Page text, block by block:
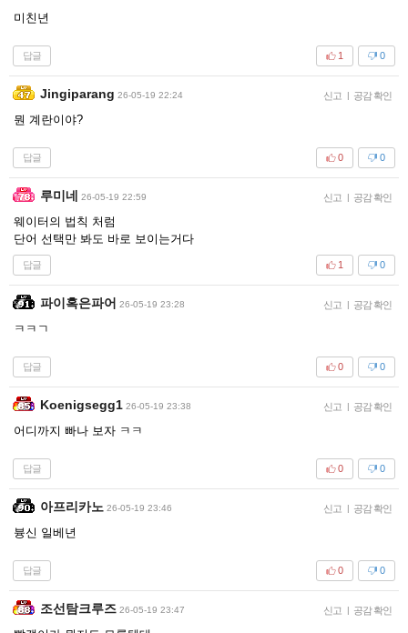
미친년
답글 0
1
Jingiparang 26-05-19 22:24 신고 | 공감 확인
뭔 계란이야?
답글 0
0
루미네 26-05-19 22:59 신고 | 공감 확인
웨이터의 법칙 처럼
단어 선택만 봐도 바로 보이는거다
답글 0
1
파이혹은파어 26-05-19 23:28 신고 | 공감 확인
ㅋㅋㄱ
답글 0
0
Koenigsegg1 26-05-19 23:38 신고 | 공감 확인
어디까지 빠나 보자 ㅋㅋ
답글 0
0
아프리카노 26-05-19 23:46 신고 | 공감 확인
븅신 일베년
답글 0
0
조선탐크루즈 26-05-19 23:47 신고 | 공감 확인